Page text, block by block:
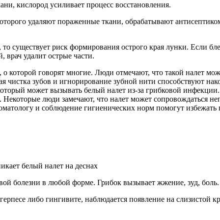
кислород усиливает процесс восстановления.
удаляют пораженные ткани, обрабатывают
существует риск формирования острого края лунки. Если
врач удалит острые части.
которой говорят многие. Люди отмечают, что такой налет
чистка зубов и игнорирование зубной нити способствуют
может вызывать белый налет из-за грибковой
люди замечают, что налет может сопровождаться
и соблюдение гигиенических норм помогут избежать
болезни в любой форме. Грибок вызывает жжение, зуд,
либо гингивите, наблюдается появление на слизистой